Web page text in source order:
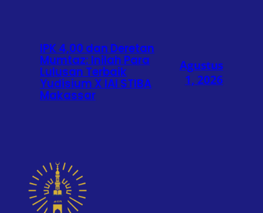
IPK 4,00 dan Deretan
Mumtaz: Inilah Para
Lulusan Terbaik
Yudisium X IAI STIBA
Makassar
Agustus
1, 2026